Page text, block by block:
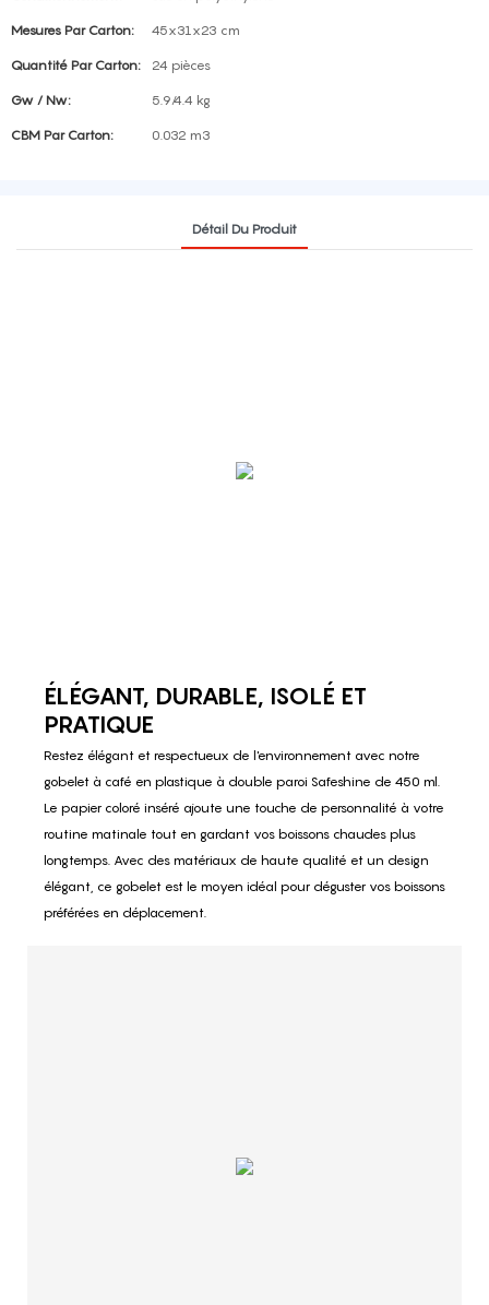
Mesures Par Carton: 45x31x23 cm
Quantité Par Carton: 24 pièces
Gw / Nw: 5.9/4.4 kg
CBM Par Carton: 0.032 m3
Détail Du Produit
ÉLÉGANT, DURABLE, ISOLÉ ET
PRATIQUE
Restez élégant et respectueux de l'environnement avec notre
gobelet à café en plastique à double paroi Safeshine de 450 ml.
Le papier coloré inséré ajoute une touche de personnalité à votre
routine matinale tout en gardant vos boissons chaudes plus
longtemps. Avec des matériaux de haute qualité et un design
élégant, ce gobelet est le moyen idéal pour déguster vos boissons
préférées en déplacement.